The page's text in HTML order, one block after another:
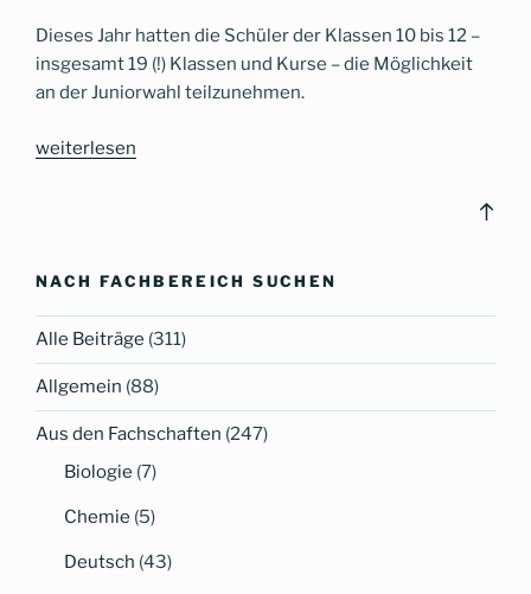
Dieses Jahr hatten die Schüler der Klassen 10 bis 12 –
insgesamt 19 (!) Klassen und Kurse – die Möglichkeit
an der Juniorwahl teilzunehmen.
„Demokratie
am
CG“
weiterlesen
NACH FACHBEREICH SUCHEN
Alle Beiträge (311)
Allgemein (88)
Aus den Fachschaften (247)
Biologie (7)
Chemie (5)
Deutsch (43)